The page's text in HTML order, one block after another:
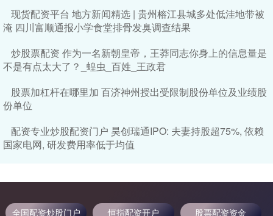
现货配资平台 地方新闻精选 | 贵州榕江县城多处低洼地带被
淹 四川富顺通报小学食堂排骨发臭调查结果
炒股票配资 作为一名新朝皇帝，王莽同志你身上的信息量是
不是有点太大了？_蝗虫_百姓_王政君
股票加杠杆在哪里加 百济神州授出受限制股份单位及业绩股
份单位
配资专业炒股配资门户 昊创瑞通IPO: 夫妻持股超75%, 依赖
国家电网, 研发费用率低于均值
全国配资炒股门户 恒指配资开户 股票配资资金